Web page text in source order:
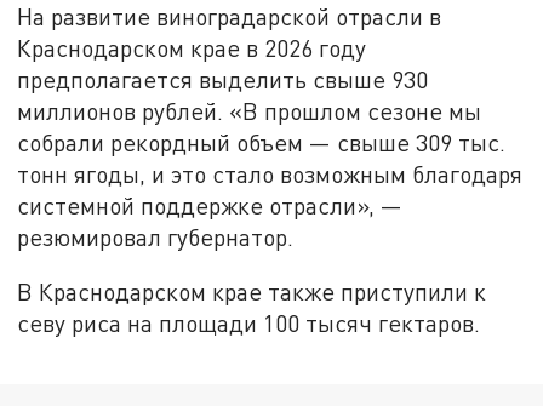
На развитие виноградарской отрасли в
Краснодарском крае в 2026 году
предполагается выделить свыше 930
миллионов рублей. «В прошлом сезоне мы
собрали рекордный объем — свыше 309 тыс.
тонн ягоды, и это стало возможным благодаря
системной поддержке отрасли», —
резюмировал губернатор.
В Краснодарском крае также приступили к
севу риса на площади 100 тысяч гектаров.